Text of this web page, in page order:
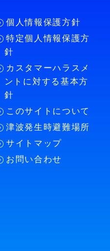
個人情報保護方針
特定個人情報保護方
針
カスタマーハラスメ
ントに対する基本方
針
このサイトについて
津波発生時避難場所
サイトマップ
お問い合わせ